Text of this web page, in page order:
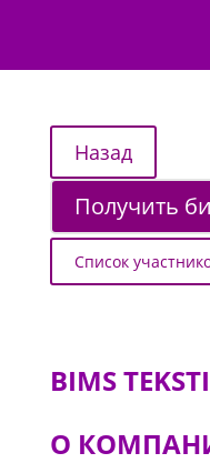
Получить
Список
BIMS
О